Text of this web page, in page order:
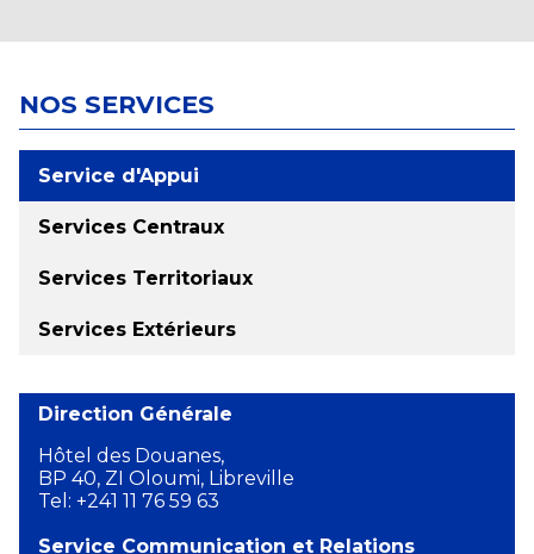
NOS SERVICES
Service d'Appui
Services Centraux
Services Territoriaux
Services Extérieurs
Direction Générale
Hôtel des Douanes,
BP 40, ZI Oloumi, Libreville
Tel: +241 11 76 59 63
Service Communication et Relations